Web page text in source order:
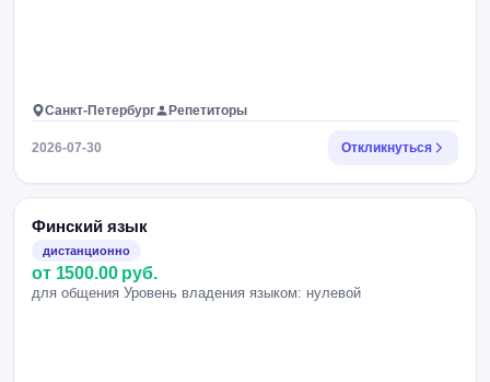
Санкт-Петербург Репетиторы
2026-07-30 Откликнуться
Финский язык
дистанционно
от 1500.00 руб.
для общения Уровень владения языком: нулевой